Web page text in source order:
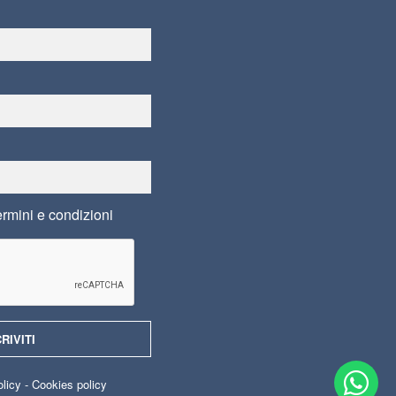
e condizioni
- Cookies policy